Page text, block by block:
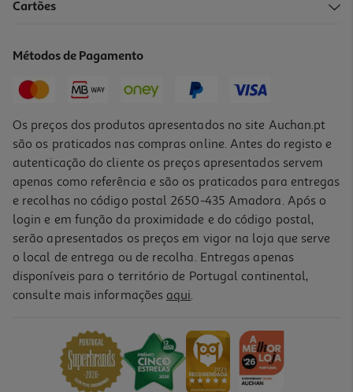
Caderno Espiral A5 School Ambar Quadriculado 80 Folhas
Cartões
Métodos de Pagamento
Os preços dos produtos apresentados no site Auchan.pt
são os praticados nas compras online. Antes do registo e
autenticação do cliente os preços apresentados servem
apenas como referência e são os praticados para entregas
e recolhas no código postal 2650-435 Amadora. Após o
login e em função da proximidade e do código postal,
serão apresentados os preços em vigor na loja que serve
o local de entrega ou de recolha. Entregas apenas
disponíveis para o território de Portugal continental,
consulte mais informações aqui.